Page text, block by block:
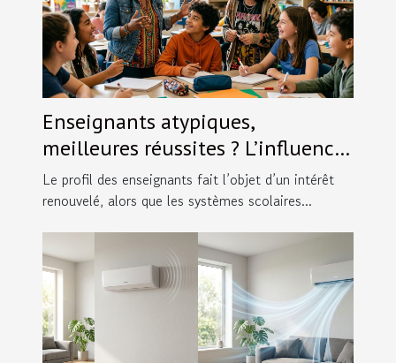
Enseignants atypiques,
meilleures réussites ? L’influence
inattendue du style pédagogique
Le profil des enseignants fait l’objet d’un intérêt
renouvelé, alors que les systèmes scolaires...